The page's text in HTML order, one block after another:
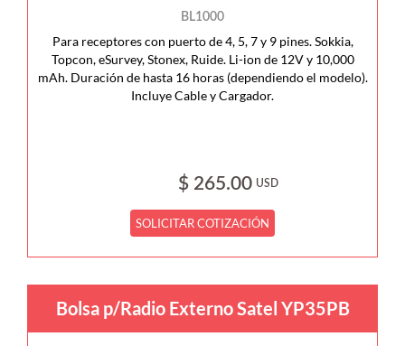
BL1000
Para receptores con puerto de 4, 5, 7 y 9 pines. Sokkia,
Topcon, eSurvey, Stonex, Ruide. Li-ion de 12V y 10,000
mAh. Duración de hasta 16 horas (dependiendo el modelo).
Incluye Cable y Cargador.
$ 265.00 USD
SOLICITAR COTIZACIÓN
Bolsa p/Radio Externo Satel YP35PB